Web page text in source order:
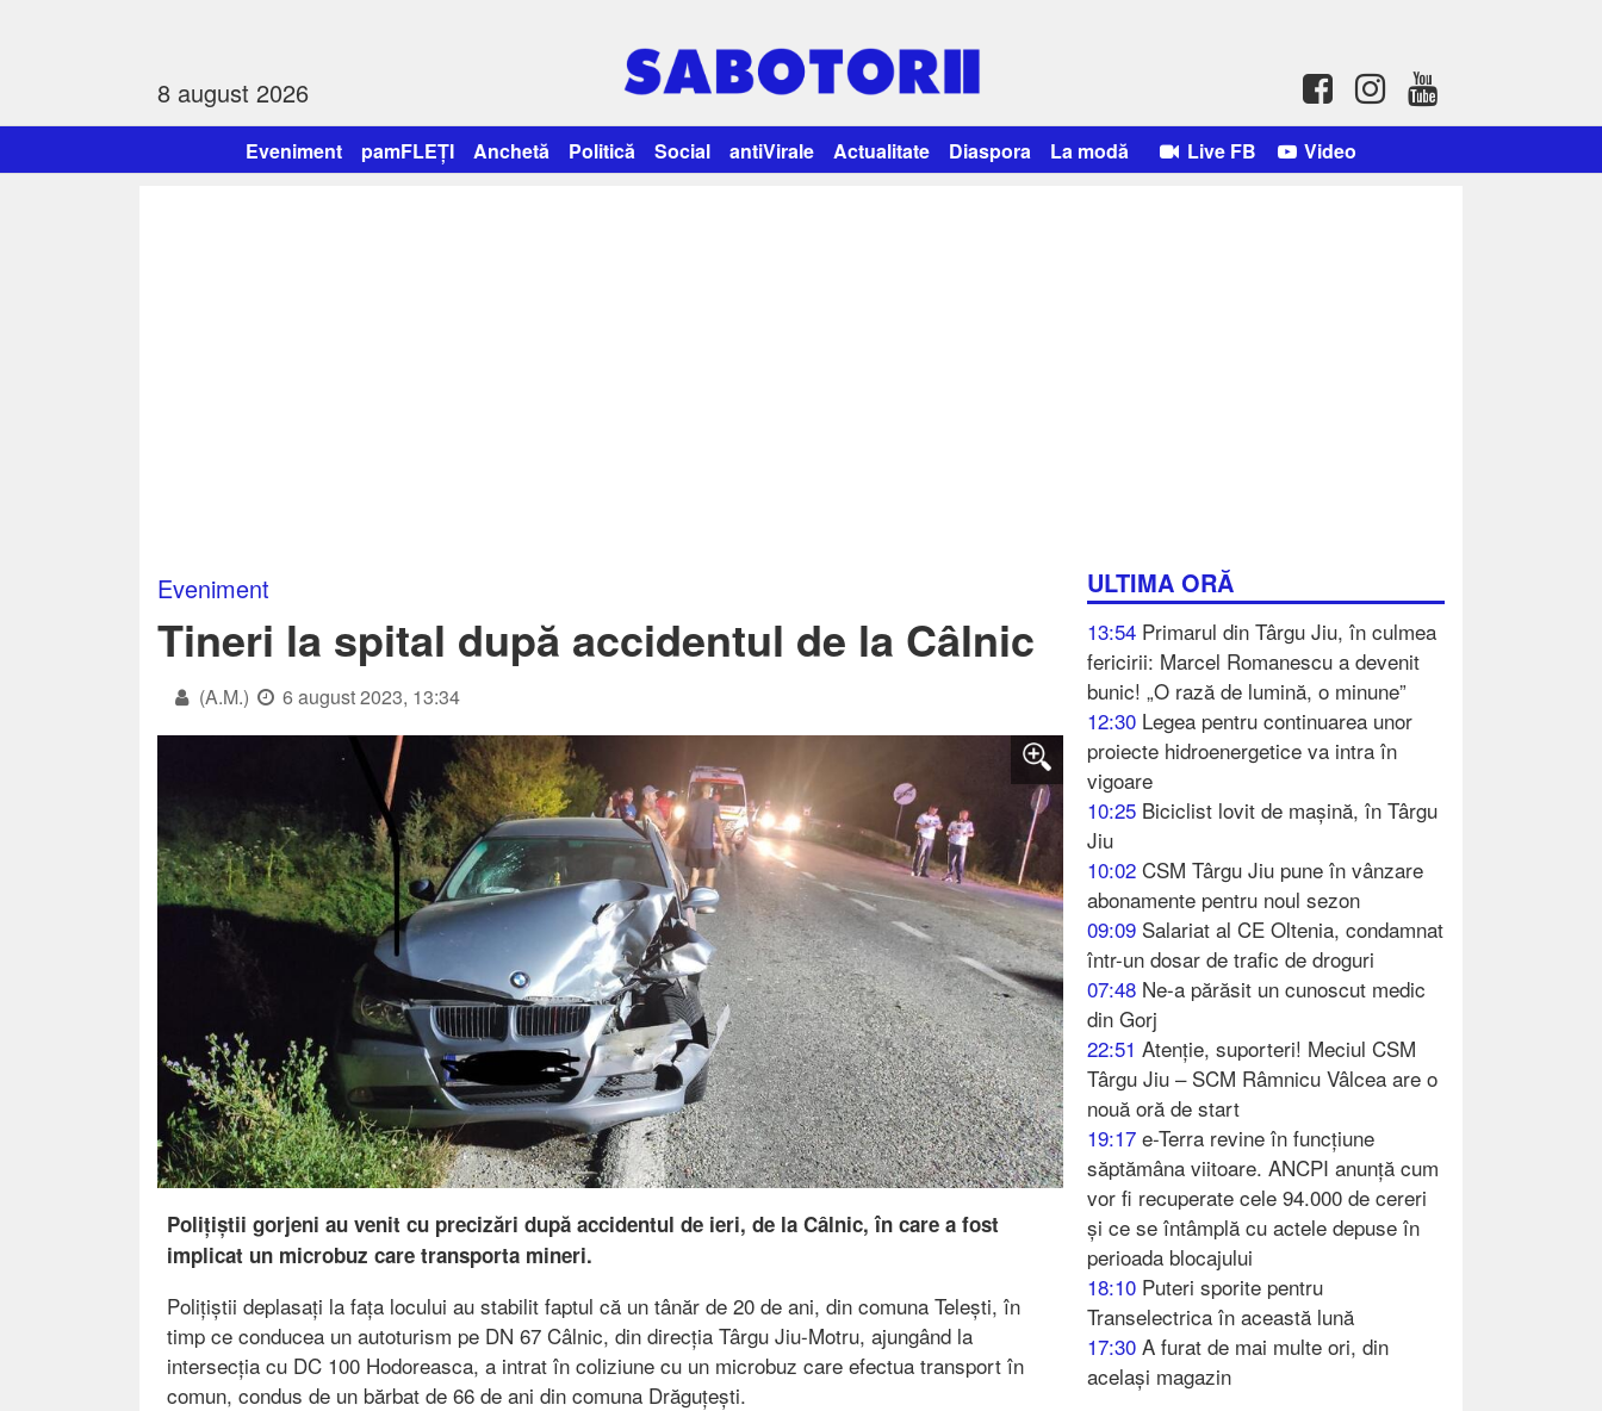
8 august 2026
Eveniment pamFLEȚI Anchetă Politică Social antiVirale Actualitate Diaspora La modă Live FB Video
ULTIMA ORĂ
13:54 Primarul din Târgu Jiu, în culmea
fericirii: Marcel Romanescu a devenit
bunic! „O rază de lumină, o minune”
12:30 Legea pentru continuarea unor
proiecte hidroenergetice va intra în
vigoare
10:25 Biciclist lovit de mașină, în Târgu
Jiu
10:02 CSM Târgu Jiu pune în vânzare
abonamente pentru noul sezon
09:09 Salariat al CE Oltenia, condamnat
într-un dosar de trafic de droguri
07:48 Ne-a părăsit un cunoscut medic
din Gorj
22:51 Atenție, suporteri! Meciul CSM
Târgu Jiu – SCM Râmnicu Vâlcea are o
nouă oră de start
19:17 e-Terra revine în funcțiune
săptămâna viitoare. ANCPI anunță cum
vor fi recuperate cele 94.000 de cereri
și ce se întâmplă cu actele depuse în
perioada blocajului
18:10 Puteri sporite pentru
Transelectrica în această lună
17:30 A furat de mai multe ori, din
același magazin
Eveniment
Tineri la spital după accidentul de la Câlnic
(A.M.) 6 august 2023, 13:34
Polițiștii gorjeni au venit cu precizări după accidentul de ieri, de la Câlnic, în care a fost
implicat un microbuz care transporta mineri.
Polițiștii deplasați la fața locului au stabilit faptul că un tânăr de 20 de ani, din comuna Telești, în
timp ce conducea un autoturism pe DN 67 Câlnic, din direcția Târgu Jiu-Motru, ajungând la
intersecția cu DC 100 Hodoreasca, a intrat în coliziune cu un microbuz care efectua transport în
comun, condus de un bărbat de 66 de ani din comuna Drăguțești.